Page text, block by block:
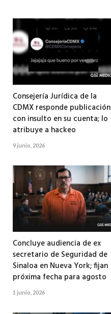
Consejería Jurídica de la
CDMX responde publicación
con insulto en su cuenta; lo
atribuye a hackeo
9 junio, 2026
Concluye audiencia de ex
secretario de Seguridad de
Sinaloa en Nueva York; fijan
próxima fecha para agosto
1 junio, 2026